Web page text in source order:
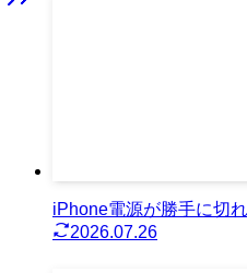
iPhone電源が勝手に切
2026.07.26